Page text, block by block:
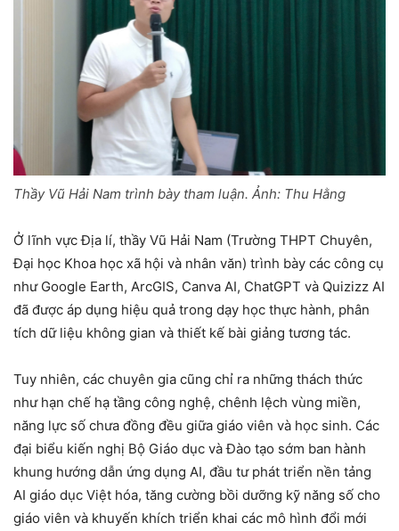
Thầy Vũ Hải Nam trình bày tham luận. Ảnh: Thu Hằng
Ở lĩnh vực Địa lí, thầy Vũ Hải Nam (Trường THPT Chuyên,
Đại học Khoa học xã hội và nhân văn) trình bày các công cụ
như Google Earth, ArcGIS, Canva AI, ChatGPT và Quizizz AI
đã được áp dụng hiệu quả trong dạy học thực hành, phân
tích dữ liệu không gian và thiết kế bài giảng tương tác.
Tuy nhiên, các chuyên gia cũng chỉ ra những thách thức
như hạn chế hạ tầng công nghệ, chênh lệch vùng miền,
năng lực số chưa đồng đều giữa giáo viên và học sinh. Các
đại biểu kiến nghị Bộ Giáo dục và Đào tạo sớm ban hành
khung hướng dẫn ứng dụng AI, đầu tư phát triển nền tảng
AI giáo dục Việt hóa, tăng cường bồi dưỡng kỹ năng số cho
giáo viên và khuyến khích triển khai các mô hình đổi mới